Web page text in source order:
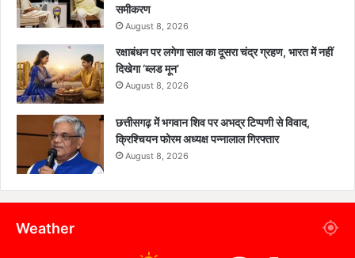
समीकरण
August 8, 2026
रक्षाबंधन पर लगेगा साल का दूसरा चंद्र ग्रहण, भारत में नहीं
दिखेगा ‘ब्लड मून’
August 8, 2026
छत्तीसगढ़ में भगवान शिव पर अभद्र टिप्पणी से विवाद,
क्रिश्चियन फोरम अध्यक्ष पन्नालाल गिरफ्तार
August 8, 2026
Weather